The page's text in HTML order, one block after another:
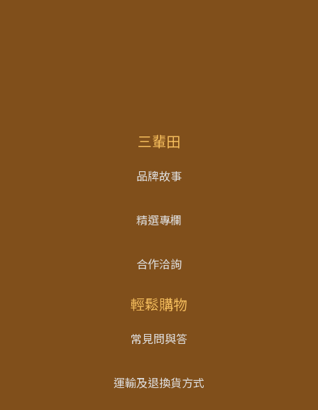
三輩田
品牌故事
精選專欄
合作洽詢
輕鬆購物
常見問與答
運輸及退換貨方式